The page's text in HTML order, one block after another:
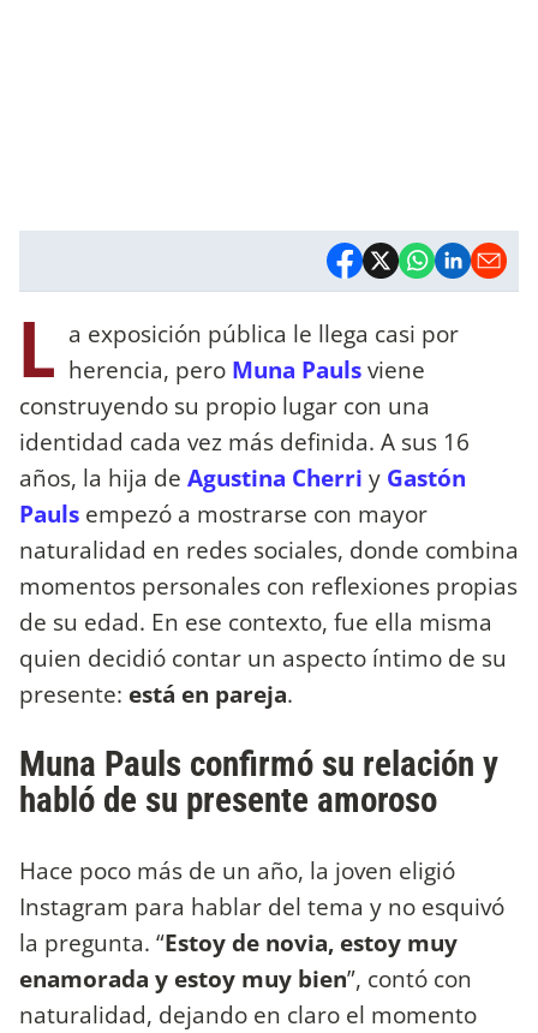
L a exposición pública le llega casi por
herencia, pero Muna Paulsviene
construyendo su propio lugar con una
identidad cada vez más definida. A sus 16
años, la hija de Agustina Cherri y Gastón
Pauls empezó a mostrarse con mayor
naturalidad en redes sociales, donde combina
momentos personales con reflexiones propias
de su edad. En ese contexto, fue ella misma
quien decidió contar un aspecto íntimo de su
presente: está en pareja.
Muna Pauls confirmó su relación y
habló de su presente amoroso
Hace poco más de un año, la joven eligió
Instagram para hablar del tema y no esquivó
la pregunta. “Estoy de novia, estoy muy
enamorada y estoy muy bien”, contó con
naturalidad, dejando en claro el momento